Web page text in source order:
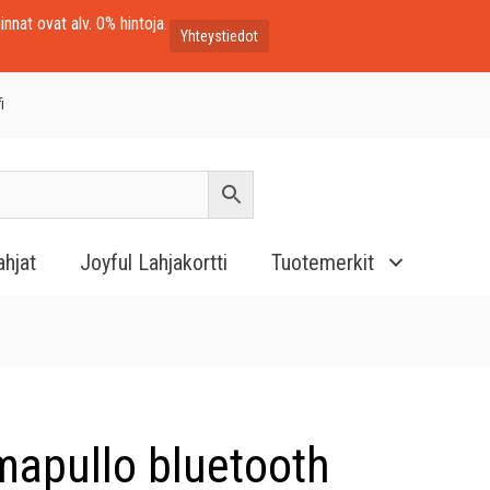
ovat alv. 0% hintoja.
Yhteystiedot
Joyful Lahjakortti Tuotemerkit
bluetooth